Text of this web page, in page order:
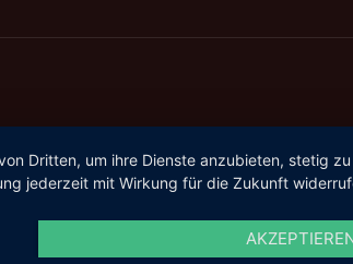
Dritten, um ihre Dienste anzubieten, stetig
jederzeit mit Wirkung für die Zukunft